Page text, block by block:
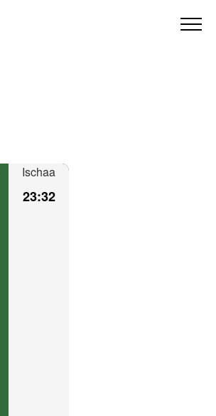
Ischaa
23:32